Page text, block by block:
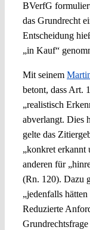
BVerfG
das Grundrecht
Entscheidung
„in Kauf“
Mit seinem
betont, dass Art.
„realistisch
abverlangt. Dies
gelte das
„konkret erkannt
anderen für
(Rn. 120). Dazu
„jedenfalls
Reduzierte